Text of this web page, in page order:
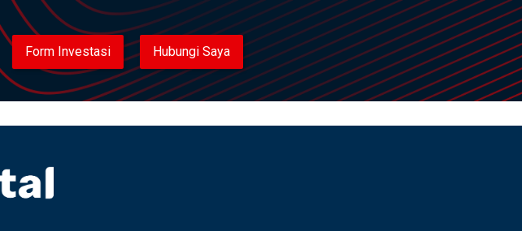
Form Investasi Hubungi Saya